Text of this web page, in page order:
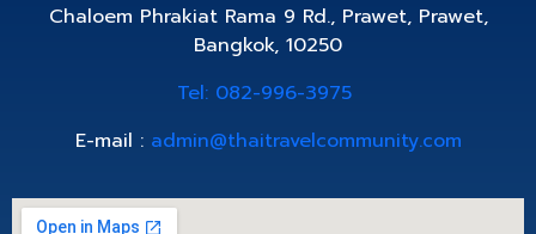
Chaloem Phrakiat Rama 9 Rd., Prawet, Prawet,
Bangkok, 10250
Tel: 082-996-3975
E-mail : admin@thaitravelcommunity.com